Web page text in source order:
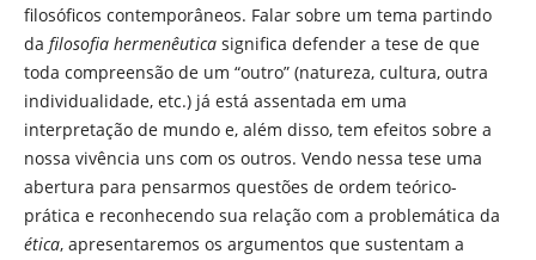
filosóficos contemporâneos. Falar sobre um tema partindo
da filosofia hermenêuticasignifica defender a tese de que
toda compreensão de um “outro” (natureza, cultura, outra
individualidade, etc.) já está assentada em uma
interpretação de mundo e, além disso, tem efeitos sobre a
nossa vivência uns com os outros. Vendo nessa tese uma
abertura para pensarmos questões de ordem teórico-
prática e reconhecendo sua relação com a problemática da
ética, apresentaremos os argumentos que sustentam a